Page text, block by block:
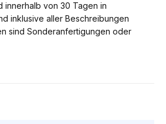
innerhalb von 30 Tagen in
inklusive aller Beschreibungen
sind Sonderanfertigungen oder